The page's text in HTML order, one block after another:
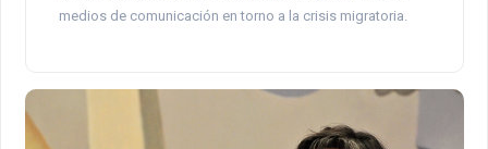
medios de comunicación en torno a la crisis migratoria.